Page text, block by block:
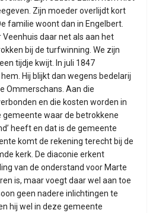
Zijn moeder overlijdt kort
familie woont dan in Engelbert.
daar net als aan het
bij de turfwinning. We zijn
tijdje kwijt. In juli 1847
Hij blijkt dan wegens bedelarij
Ommerschans. Aan die
en die kosten worden in
gemeente waar de betrokkene
heeft en dat is de gemeente
komt de rekening terecht bij de
kerk. De diaconie erkent
van de onderstand voor Marte
is, maar voegt daar wel aan toe
geen nadere inlichtingen te
hij wel in deze gemeente